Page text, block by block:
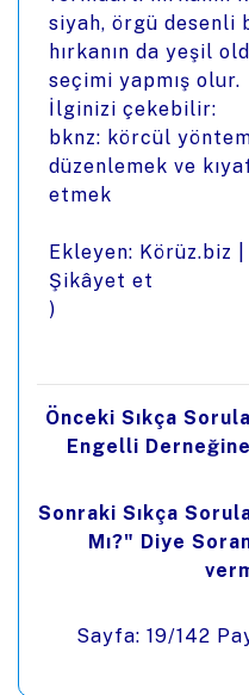
siyah, örgü desenli
hırkanın da yeşil
seçimi yapmış olur.
İlginizi çekebilir:
bknz: körcül
düzenlemek ve
etmek
Ekleyen: Körüz.biz |
Şikâyet et
)
Önceki Sıkça
Engelli
Sonraki Sıkça
Mı?" Diye
Sayfa: 19/142